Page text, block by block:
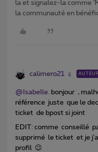
la et signalez-la comme
la communauté en
calimero21
@Isabelle. bonjour ,
référence juste que le
ticket de bpost si joint
EDIT: comme conseillé
supprimé le ticket et je
profil 😉